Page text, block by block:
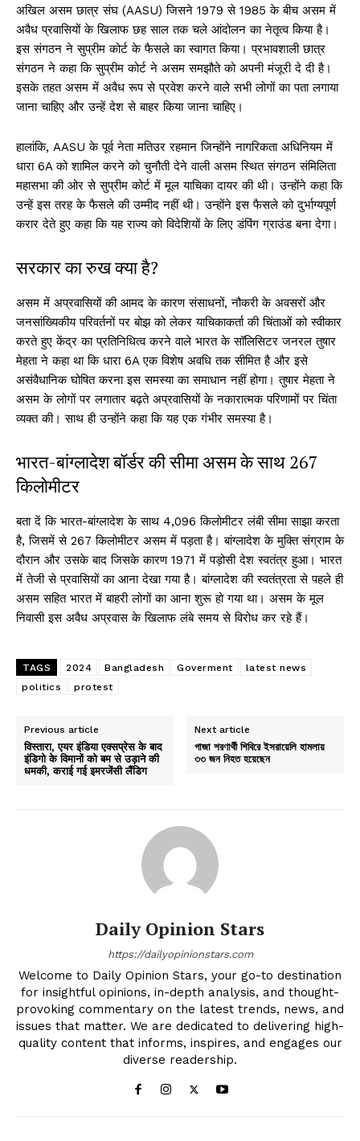
अखिल असम छात्र संघ (AASU) जिसने 1979 से 1985 के बीच असम में
अवैध प्रवासियों के खिलाफ छह साल तक चले आंदोलन का नेतृत्व किया है।
इस संगठन ने सुप्रीम कोर्ट के फैसले का स्वागत किया। प्रभावशाली छात्र
संगठन ने कहा कि सुप्रीम कोर्ट ने असम समझौते को अपनी मंजूरी दे दी है।
इसके तहत असम में अवैध रूप से प्रवेश करने वाले सभी लोगों का पता लगाया
जाना चाहिए और उन्हें देश से बाहर किया जाना चाहिए।
हालांकि, AASU के पूर्व नेता मतिउर रहमान जिन्होंने नागरिकता अधिनियम में
धारा 6A को शामिल करने को चुनौती देने वाली असम स्थित संगठन संमिलिता
महासभा की ओर से सुप्रीम कोर्ट में मूल याचिका दायर की थी। उन्होंने कहा कि
उन्हें इस तरह के फैसले की उम्मीद नहीं थी। उन्होंने इस फैसले को दुर्भाग्यपूर्ण
करार देते हुए कहा कि यह राज्य को विदेशियों के लिए डंपिंग ग्राउंड बना देगा।
सरकार का रुख क्या है?
असम में अप्रवासियों की आमद के कारण संसाधनों, नौकरी के अवसरों और
जनसांख्यिकीय परिवर्तनों पर बोझ को लेकर याचिकाकर्ता की चिंताओं को स्वीकार
करते हुए केंद्र का प्रतिनिधित्व करने वाले भारत के सॉलिसिटर जनरल तुषार
मेहता ने कहा था कि धारा 6A एक विशेष अवधि तक सीमित है और इसे
असंवैधानिक घोषित करना इस समस्या का समाधान नहीं होगा। तुषार मेहता ने
असम के लोगों पर लगातार बढ़ते अप्रवासियों के नकारात्मक परिणामों पर चिंता
व्यक्त की। साथ ही उन्होंने कहा कि यह एक गंभीर समस्या है।
भारत-बांग्लादेश बॉर्डर की सीमा असम के साथ 267
किलोमीटर
बता दें कि भारत-बांग्लादेश के साथ 4,096 किलोमीटर लंबी सीमा साझा करता
है, जिसमें से 267 किलोमीटर असम में पड़ता है। बांग्लादेश के मुक्ति संग्राम के
दौरान और उसके बाद जिसके कारण 1971 में पड़ोसी देश स्वतंत्र हुआ। भारत
में तेजी से प्रवासियों का आना देखा गया है। बांग्लादेश की स्वतंत्रता से पहले ही
असम सहित भारत में बाहरी लोगों का आना शुरू हो गया था। असम के मूल
निवासी इस अवैध अप्रवास के खिलाफ लंबे समय से विरोध कर रहे हैं।
TAGS 2024 Bangladesh Goverment
latest news
politics
protest
Previous article
विस्तारा, एयर इंडिया एक्सप्रेस के बाद
इंडिगो के विमानों को बम से उड़ाने की
धमकी, कराई गई इमरजेंसी लैंडिग
Next article
গাজা শরণার্থী শিবিরে ইসরায়েলি হামলায়
৩৩ জন নিহত হয়েছেন
Daily Opinion Stars
https://dailyopinionstars.com
Welcome to Daily Opinion Stars, your go-to destination
for insightful opinions, in-depth analysis, and thought-
provoking commentary on the latest trends, news, and
issues that matter. We are dedicated to delivering high-
quality content that informs, inspires, and engages our
diverse readership.